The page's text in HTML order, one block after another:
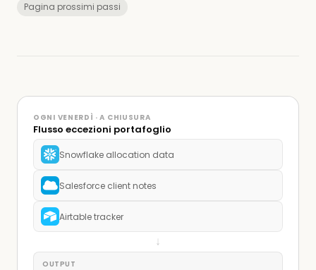
Pagina prossimi passi
OGNI VENERDÌ · A CHIUSURA
Flusso eccezioni portafoglio
Snowflake allocation data
Salesforce client notes
Airtable tracker
↓
OUTPUT